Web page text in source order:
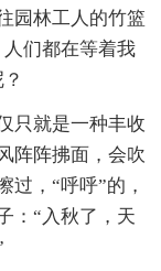
园林工人的竹篮
们都在等着我
只就是一种丰收
阵阵拂面，会吹
过，“呼呼”的，
：“入秋了，天